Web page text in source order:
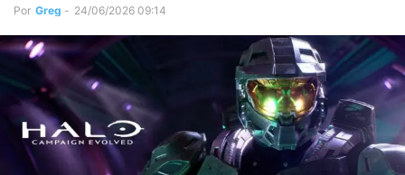
Por Greg - 24/06/2026 09:14